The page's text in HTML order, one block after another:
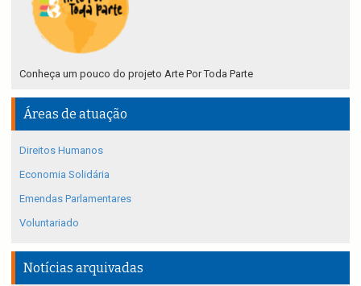
Conheça um pouco do projeto Arte Por Toda Parte
Áreas de atuação
Direitos Humanos
Economia Solidária
Emendas Parlamentares
Voluntariado
Notícias arquivadas